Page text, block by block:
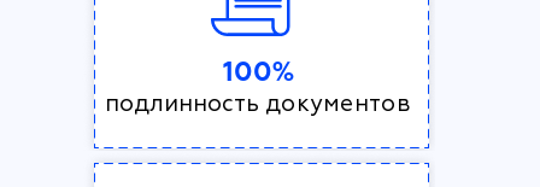
100%
подлинность документов